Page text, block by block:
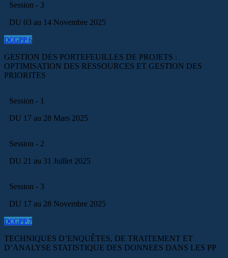
Session - 3
DU 03 au 14 Novembre 2025
DCGPP 6
GESTION DES PORTEFEUILLES DE PROJETS :
OPTIMISATION DES RESSOURCES ET GESTION DES
PRIORITES
Session - 1
DU 17 au 28 Mars 2025
Session - 2
DU 21 au 31 Juillet 2025
Session - 3
DU 17 au 28 Novembre 2025
DCGPP 7
TECHNIQUES D’ENQUÊTES, DE TRAITEMENT ET
D’ANALYSE STATISTIQUE DES DONNEES DANS LES PP